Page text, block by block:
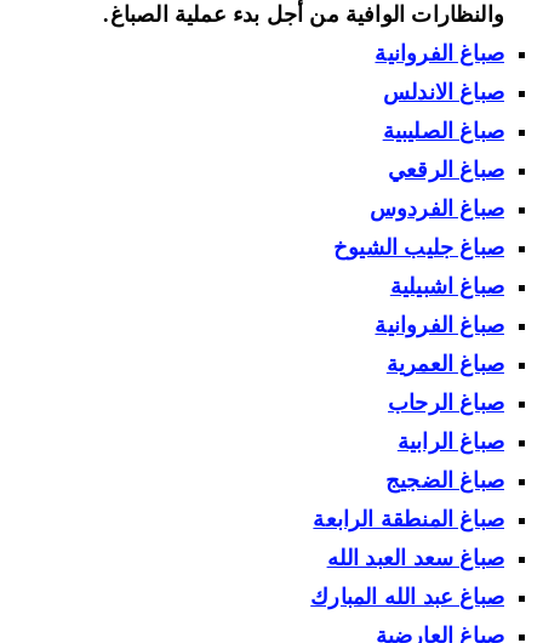
والنظارات الوافية من أجل بدء عملية الصباغ.
صباغ الفروانية
صباغ الاندلس
صباغ الصليبية
صباغ الرقعي
صباغ الفردوس
صباغ جليب الشيوخ
صباغ اشبيلية
صباغ الفروانية
صباغ العمرية
صباغ الرحاب
صباغ الرابية
صباغ الضجيج
صباغ المنطقة الرابعة
صباغ سعد العبد الله
صباغ عبد الله المبارك
صباغ العارضية